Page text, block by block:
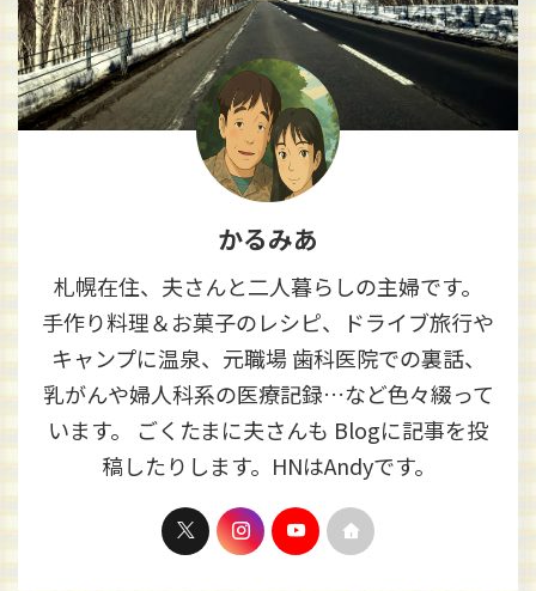
かるみあ
札幌在住、夫さんと二人暮らしの主婦です。
手作り料理＆お菓子のレシピ、ドライブ旅行や
キャンプに温泉、元職場 歯科医院での裏話、
乳がんや婦人科系の医療記録…など色々綴って
います。 ごくたまに夫さんも Blogに記事を投
稿したりします。HNはAndyです。